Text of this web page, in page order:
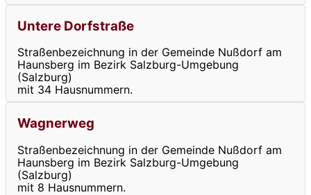
Untere Dorfstraße
Straßenbezeichnung in der Gemeinde Nußdorf am
Haunsberg im Bezirk Salzburg-Umgebung
(Salzburg)
mit 34 Hausnummern.
Wagnerweg
Straßenbezeichnung in der Gemeinde Nußdorf am
Haunsberg im Bezirk Salzburg-Umgebung
(Salzburg)
mit 8 Hausnummern.